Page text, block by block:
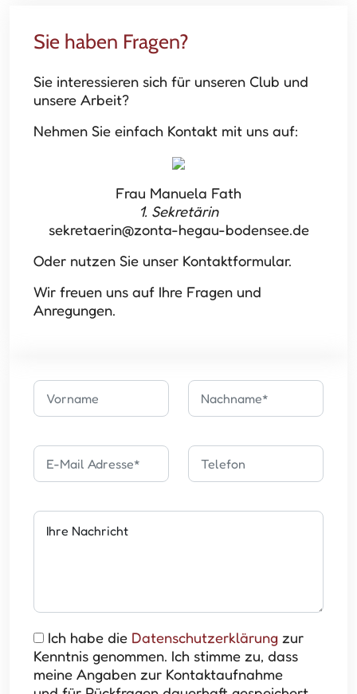
Sie haben Fragen?
Sie interessieren sich für unseren Club und
unsere Arbeit?
Nehmen Sie einfach Kontakt mit uns auf:
Frau Manuela Fath
1. Sekretärin
sekretaerin@zonta-hegau-bodensee.de
Oder nutzen Sie unser Kontaktformular.
Wir freuen uns auf Ihre Fragen und
Anregungen.
Ich habe die Datenschutzerklärung zur
Kenntnis genommen. Ich stimme zu, dass
meine Angaben zur Kontaktaufnahme